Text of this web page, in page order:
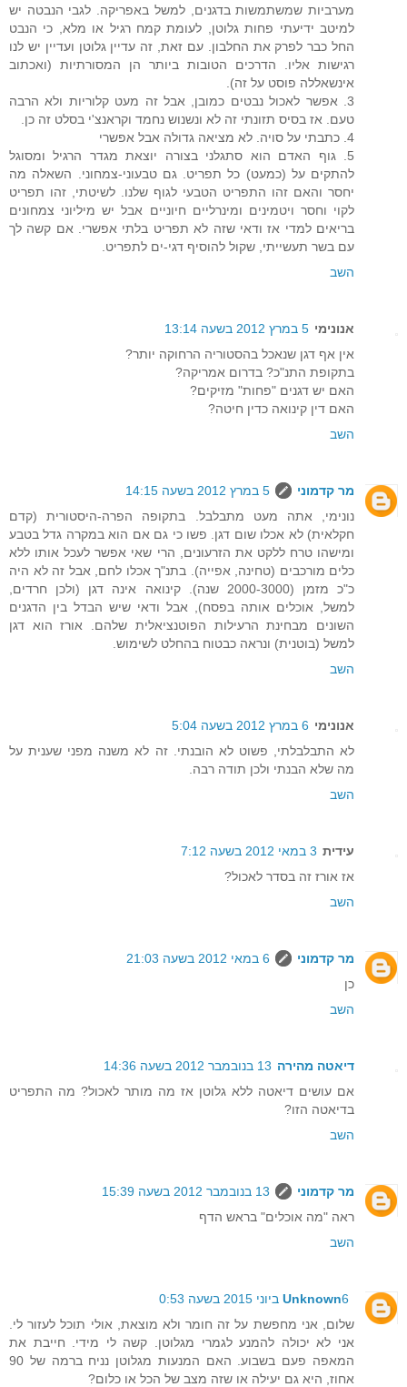
מערביות שמשתמשות בדגנים, למשל באפריקה. לגבי הנבטה יש
למיטב ידיעתי פחות גלוטן, לעומת קמח רגיל או מלא, כי הנבט
החל כבר לפרק את החלבון. עם זאת, זה עדיין גלוטן ועדיין יש לנו
רגישות אליו. הדרכים הטובות ביותר הן המסורתיות (ואכתוב
אינשאללה פוסט על זה).
3. אפשר לאכול נבטים כמובן, אבל זה מעט קלוריות ולא הרבה
טעם. אז בסיס תזונתי זה לא ונשנוש נחמד וקראנצ'י בסלט זה כן.
4. כתבתי על סויה. לא מציאה גדולה אבל אפשרי
5. גוף האדם הוא סתגלני בצורה יוצאת מגדר הרגיל ומסוגל
להתקים על (כמעט) כל תפריט. גם טבעוני-צמחוני. השאלה מה
יחסר והאם זהו התפריט הטבעי לגוף שלנו. לשיטתי, זהו תפריט
לקוי וחסר ויטמינים ומינרליים חיוניים אבל יש מיליוני צמחונים
בריאים למדי אז ודאי שזה לא תפריט בלתי אפשרי. אם קשה לך
עם בשר תעשייתי, שקול להוסיף דגי-ים לתפריט.
השב
אנונימי 5 במרץ 2012 בשעה 13:14
אין אף דגן שנאכל בהסטוריה הרחוקה יותר?
בתקופת התנ"כ? בדרום אמריקה?
האם יש דגנים "פחות" מזיקים?
האם דין קינואה כדין חיטה?
השב
מר קדמוני
5 במרץ 2012 בשעה 14:15
נונימי, אתה מעט מתבלבל. בתקופה הפרה-היסטורית (קדם
חקלאית) לא אכלו שום דגן. פשו כי גם אם הוא במקרה גדל בטבע
ומישהו טרח ללקט את הזרעונים, הרי שאי אפשר לעכל אותו ללא
כלים מורכבים (טחינה, אפייה). בתנ"ך אכלו לחם, אבל זה לא היה
כ"כ מזמן (2000-3000 שנה). קינואה אינה דגן (ולכן חרדים,
למשל, אוכלים אותה בפסח), אבל ודאי שיש הבדל בין הדגנים
השונים מבחינת הרעילות הפוטנציאלית שלהם. אורז הוא דגן
למשל (בוטנית) ונראה כבטוח בהחלט לשימוש.
השב
אנונימי 6 במרץ 2012 בשעה 5:04
לא התבלבלתי, פשוט לא הובנתי. זה לא משנה מפני שענית על
מה שלא הבנתי ולכן תודה רבה.
השב
עידית 3 במאי 2012 בשעה 7:12
אז אורז זה בסדר לאכול?
השב
מר קדמוני
6 במאי 2012 בשעה 21:03
כן
השב
דיאטה מהירה 13 בנובמבר 2012 בשעה 14:36
אם עושים דיאטה ללא גלוטן אז מה מותר לאכול? מה התפריט
בדיאטה הזו?
השב
מר קדמוני
13 בנובמבר 2012 בשעה 15:39
ראה "מה אוכלים" בראש הדף
השב
Unknown6 ביוני 2015 בשעה 0:53
שלום, אני מחפשת על זה חומר ולא מוצאת, אולי תוכל לעזור לי.
אני לא יכולה להמנע לגמרי מגלוטן. קשה לי מידי. חייבת את
המאפה פעם בשבוע. האם המנעות מגלוטן נניח ברמה של 90
אחוז, היא גם יעילה או שזה מצב של הכל או כלום?